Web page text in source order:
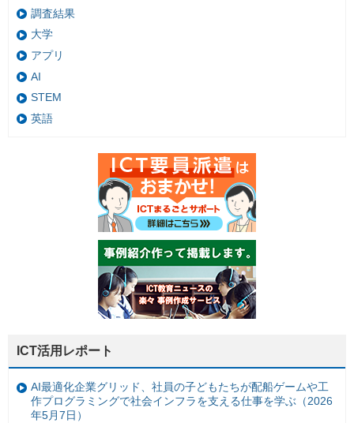
調査結果
大学
アプリ
AI
STEM
英語
ICT活用レポート
AI最適化企業グリッド、社員の子どもたちが配船ゲームや工
作プログラミングで社会インフラを支える仕事を学ぶ（2026
年5月7日）